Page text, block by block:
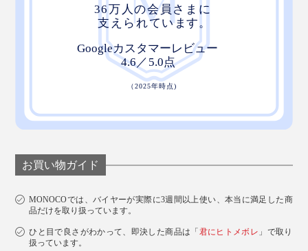
写真は「コンプリートセット／チタンゴールド」（本品）
上部の蓋には波型のスロット（隙間）が付いており、好
お買い物ガイド
MONOCOでは、バイヤーが実際に3週間以上使い、本当に満足した商
品だけを取り扱っています。
ひと目で良さがわかって、即決した商品は「 君にヒトメボレ 」で取り
扱っています。